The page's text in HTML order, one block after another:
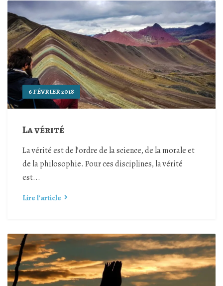
6 FÉVRIER 2018
La vérité
La vérité est de l’ordre de la science, de la morale et
de la philosophie. Pour ces disciplines, la vérité
est...
Lire l'article